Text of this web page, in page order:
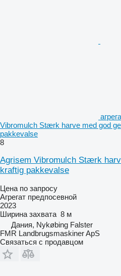
Vibromulch Stærk harve med god
pakkevalse
8
Agrisem Vibromulch Stærk
kraftig pakkevalse
Цена по запросу
Агрегат предпосевной
2023
Ширина захвата 8 м
Дания, Nykøbing Falster
FMR Landbrugsmaskiner ApS
Связаться с продавцом